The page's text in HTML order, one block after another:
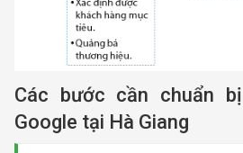
Các bước cần chuẩn
Google tại Hà Giang